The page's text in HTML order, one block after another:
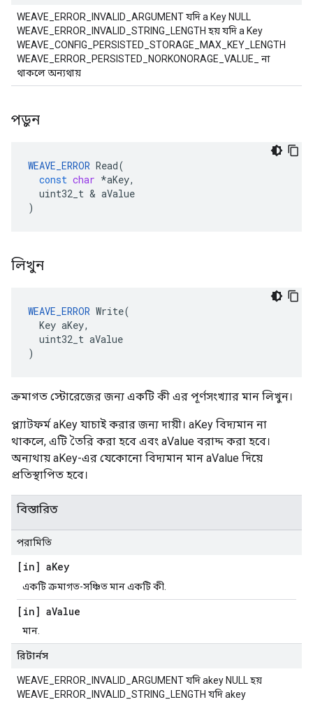
WEAVE_ERROR_INVALID_ARGUMENT যদি a Key NULL
WEAVE_ERROR_INVALID_STRING_LENGTH হয় যদি a Key
WEAVE_CONFIG_PERSISTED_STORAGE_MAX_KEY_LENGTH
WEAVE_ERROR_PERSISTED_NORKONORAGE_VALUE_ না
থাকলে অন্যথায়
পড়ুন
WEAVE_ERROR Read(
const char *aKey,
uint32_t & aValue
)
লিখুন
WEAVE_ERROR Write(
  Key aKey,
  uint32_t aValue
)
ক্রমাগত স্টোরেজের জন্য একটি কী এর পূর্ণসংখ্যার মান লিখুন।
প্ল্যাটফর্ম aKey যাচাই করার জন্য দায়ী। aKey বিদ্যমান না
থাকলে, এটি তৈরি করা হবে এবং aValue বরাদ্দ করা হবে।
অন্যথায় aKey-এর যেকোনো বিদ্যমান মান aValue দিয়ে
প্রতিস্থাপিত হবে।
বিস্তারিত
পরামিতি
[in] aKey
একটি ক্রমাগত-সঞ্চিত মান একটি কী.
[in] aValue
মান.
রিটার্নস
WEAVE_ERROR_INVALID_ARGUMENT যদি akey NULL হয়
WEAVE_ERROR_INVALID_STRING_LENGTH যদি akey